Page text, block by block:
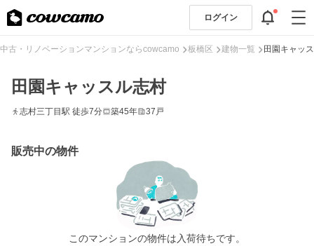
ログイン
中古・リノベーションマンションならcowcamo 板橋区 建物一覧 田園キャッ
田園キャッスル志村
志村三丁目駅 徒歩7分 築45年 37戸
販売中の物件
このマンションの物件は入荷待ちです。